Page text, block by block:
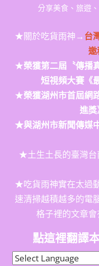
分享美食、旅遊
★關於吃貨雨神→台
★榮獲第二屆〝傳播
短視頻大賽《
★榮獲湖州市首屆網
進獎
★與湖州市新聞傳媒
★土生土長的臺灣台
★吃貨雨神實在太過
速清掃越積越多的電
格子裡的文章
點這裡翻譯